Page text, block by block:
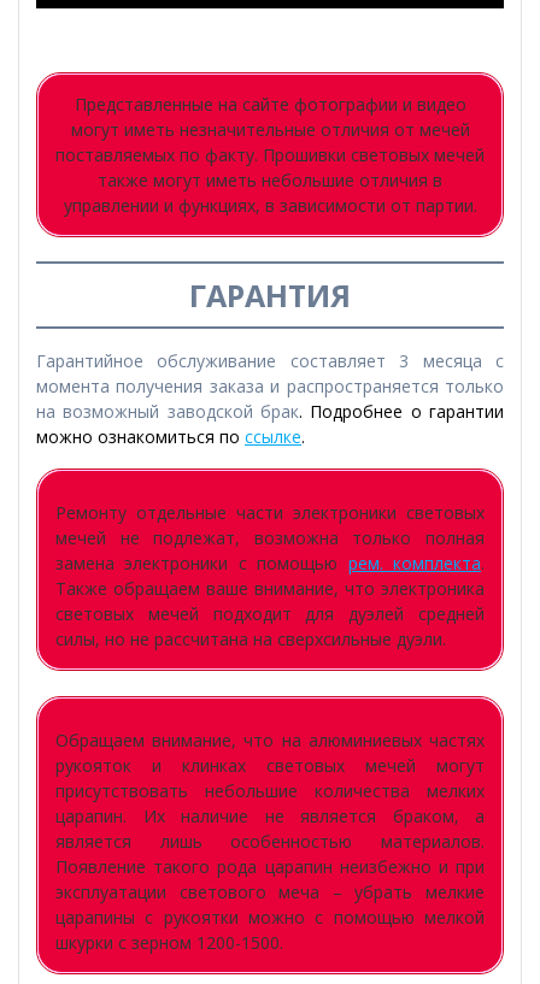
Представленные на сайте фотографии и видео
могут иметь незначительные отличия от мечей
поставляемых по факту. Прошивки световых мечей
также могут иметь небольшие отличия в
управлении и функциях, в зависимости от партии.
ГАРАНТИЯ
Гарантийное обслуживание составляет 3 месяца с
момента получения заказа и распространяется только
на возможный заводской брак. Подробнее о гарантии
можно ознакомиться по ссылке.
Ремонту отдельные части электроники световых
мечей не подлежат, возможна только полная
замена электроники с помощью рем. комплекта.
Также обращаем ваше внимание, что электроника
световых мечей подходит для дуэлей средней
силы, но не рассчитана на сверхсильные дуэли.
Обращаем внимание, что на алюминиевых частях
рукояток и клинках световых мечей могут
присутствовать небольшие количества мелких
царапин. Их наличие не является браком, а
является лишь особенностью материалов.
Появление такого рода царапин неизбежно и при
эксплуатации светового меча – убрать мелкие
царапины с рукоятки можно с помощью мелкой
шкурки с зерном 1200-1500.